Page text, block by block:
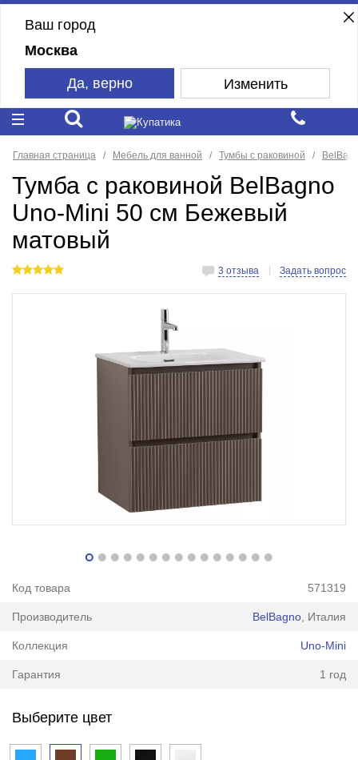
Ваш город
Москва
Да, верно Изменить
Главная страница Мебель для ванной Тумбы с раковиной
Тумба с раковиной BelBagno
Uno-Mini 50 см Бежевый
матовый
3 отзыва Задать вопрос
Код товара 571319
Производитель BelBagno , Италия
Коллекция Uno-Mini
Гарантия 1 год
Выберите цвет